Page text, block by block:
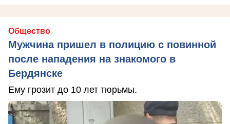
Общество
Мужчина пришел в полицию с повинной
после нападения на знакомого в
Бердянске
Ему грозит до 10 лет тюрьмы.